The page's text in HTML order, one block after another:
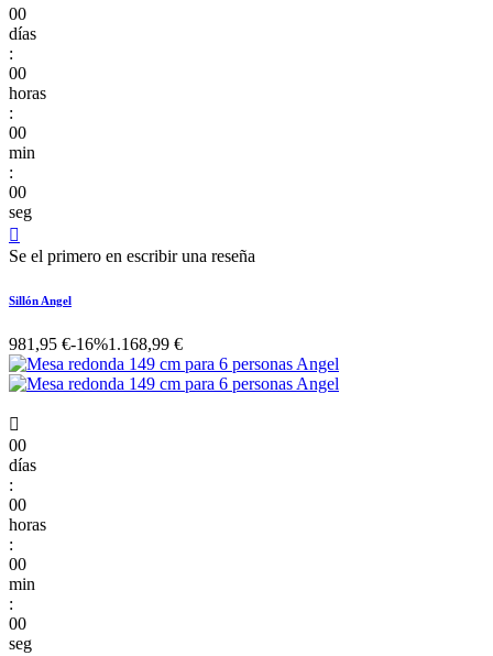
00
días
:
00
horas
:
00
min
:
00
seg

Se el primero en escribir una reseña
Sillón Angel
981,95 €-16%1.168,99 €

00
días
:
00
horas
:
00
min
:
00
seg